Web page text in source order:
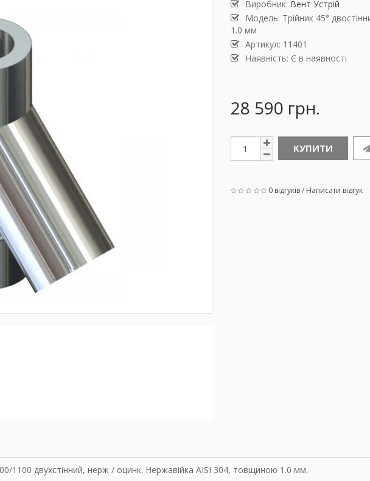
Виробник: Вент Устрій
Модель: Трійник 45°
1.0 мм
Артикул: 11401
Наявність: Є в наявності
28 590 грн.
КУПИТИ
0 відгуків/ Написати відгук
1100 двухстінний, нерж / оцинк. Нержавійка AISI 304, товщиною 1.0 мм.